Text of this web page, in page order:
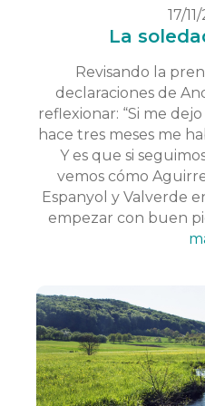
17/
La
Revisando la
declaraciones de
reflexionar: “Si me
hace tres meses me
Y es que si
vemos cómo
Espanyol y Valverde
empezar con buen